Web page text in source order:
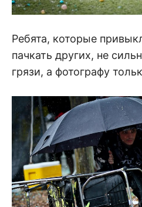
Ребята, которые
пачкать других, не
грязи, а фотографу